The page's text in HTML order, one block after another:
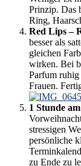
Prinzip. Das
Ring,
Red Lips –
besser als
gleichen
wirken. Bei
Parfum ruhig
Frauen.
1 Stunde
stressigen
persönliche
zu Ende zu